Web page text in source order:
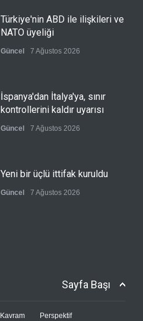
Türkiye'nin ABD ile ilişkileri ve
NATO üyeliği
Güncel 7 Ağustos 2026
İspanya'dan İtalya'ya, sınır
kontrollerini kaldır uyarısı
Güncel 7 Ağustos 2026
Yeni bir üçlü ittifak kuruldu
Güncel 7 Ağustos 2026
Sayfa Başı
Kavram Perspektif